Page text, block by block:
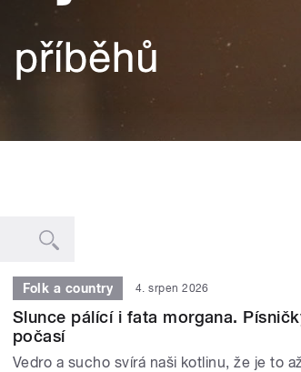
Folk a country 4. srpen 2026
Slunce pálící i fata morgana.
počasí
Vedro a sucho svírá naši kotlinu, že je to